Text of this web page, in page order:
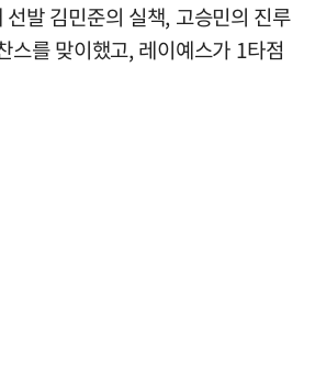
발 김민준의 실책, 고승민의 진루
스를 맞이했고, 레이예스가 1타점